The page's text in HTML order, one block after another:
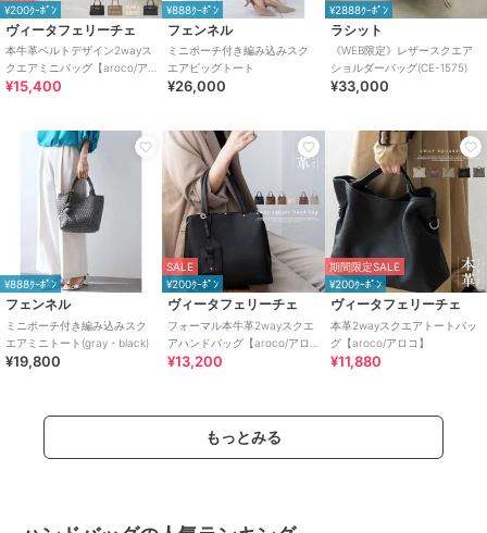
¥200ｸｰﾎﾟﾝ
ヴィータフェリーチェ
本牛革ベルトデザイン2wayス
クエアミニバッグ【aroco/ア
ロコ】セレモニー向け
¥15,400
¥888ｸｰﾎﾟﾝ
フェンネル
ミニポーチ付き編み込みスク
エアビッグトート
¥26,000
¥2888ｸｰﾎﾟﾝ
ラシット
《WEB限定》レザースクエア
ショルダーバッグ(CE-1575)
¥33,000
¥888ｸｰﾎﾟﾝ
フェンネル
ミニポーチ付き編み込みスク
エアミニトート(gray・black)
¥19,800
SALE
¥200ｸｰﾎﾟﾝ
ヴィータフェリーチェ
フォーマル本牛革2wayスクエ
アハンドバッグ【aroco/アロ
コ】セレモニー向け
¥13,200
期間限定SALE
¥200ｸｰﾎﾟﾝ
ヴィータフェリーチェ
本革2wayスクエアトートバッ
グ【aroco/アロコ】
¥11,880
もっとみる